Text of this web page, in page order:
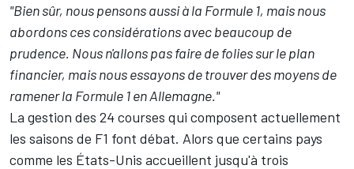
"Bien sûr, nous pensons aussi à la Formule 1, mais nous
abordons ces considérations avec beaucoup de
prudence. Nous n'allons pas faire de folies sur le plan
financier, mais nous essayons de trouver des moyens de
ramener la Formule 1 en Allemagne."
La gestion des 24 courses qui composent actuellement
les saisons de F1 font débat. Alors que certains pays
comme les États-Unis accueillent jusqu'à trois